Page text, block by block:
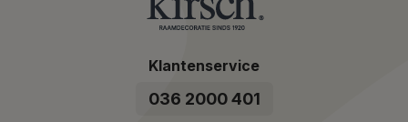
Klantenservice
036 2000 401